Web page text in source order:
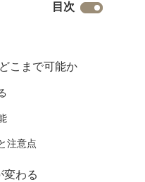
目次
こまで可能か
注意点
変わる